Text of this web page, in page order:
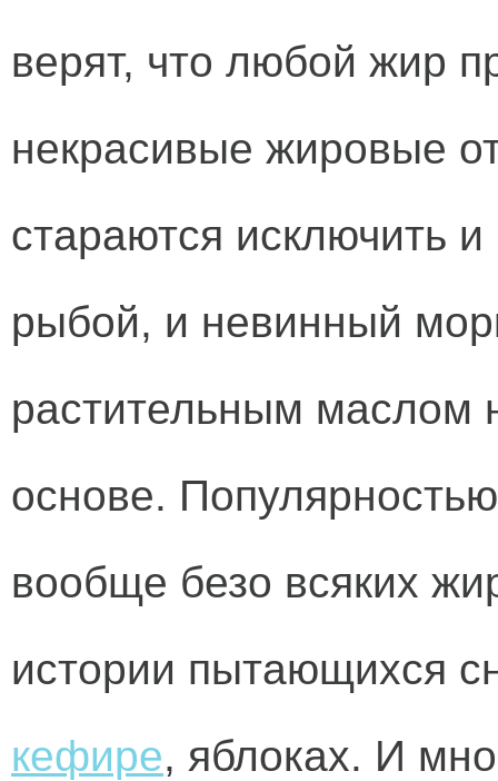
верят, что любой жир
некрасивые жировые
стараются исключить
рыбой, и невинный
растительным маслом
основе.
вообще безо всяких
истории пытающихся
кефире, яблоках. И